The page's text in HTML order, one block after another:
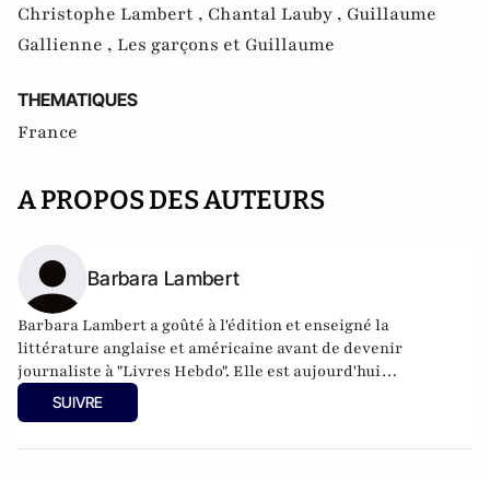
Christophe Lambert , Chantal Lauby , Guillaume
Gallienne , Les garçons et Guillaume
THEMATIQUES
France
A PROPOS DES AUTEURS
Barbara Lambert
Barbara Lambert a goûté à l'édition et enseigné la
littérature anglaise et américaine avant de devenir
journaliste à "Livres Hebdo". Elle est aujourd'hui
responsable des rubriques société/idées d'Atlantico.fr.
SUIVRE